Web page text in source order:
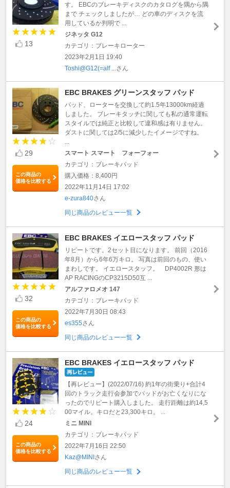
13
す。 EBCのブレーキディスクのカタログを隅から隅
まで チェックしましたが… どの車のディスクを流
用しているか判明で ...
ジネッタ G12
カテゴリ：ブレーキローター
2023年2月1日 19:40
Toshi@G12(=alf ... さん
29
この商品の
価格を比較する
EBC BRAKES グリーンスタッフ パッド
パッド、ローターを交換して約1.5年13000km経過
しました。 ブレーキタッチに関しても私の通常運転
スタイルでは純正と比較して違和感は有りません。
ダストに関しては2/5に減少したイメージですね。
スマート スマート フォーフォー
カテゴリ：ブレーキパッド
購入価格：8,400円
2022年11月14日 17:02
e-zura840さん
同じ商品のレビュー一覧
32
この商品の
価格を比較する
EBC BRAKES イエロースタッフ パッド
リピートです。2セット目になります。 前回（2016
年8月）から6年6万キロ。 写真は前回のもの、使い
まわしです。 イエロースタッフ。 DP4002R 形は
AP RACINGのCP3215D50互 ...
アルファロメオ 147
カテゴリ：ブレーキパッド
2022年7月30日 08:43
es355さん
同じ商品のレビュー一覧
24
この商品の
価格を比較する
EBC BRAKES イエロースタッフ パッド
【再レビュー】(2022/07/16) 約1年の街乗り+合計4
回のトラック走行会参加でパッドがお亡くなりにな
ったのでリピート購入しました。 走行距離は約14,5
00マイル。キロだと23,300キロ。 ...
ミニ MINI
カテゴリ：ブレーキパッド
2022年7月16日 22:50
Kaz@MINI さん
同じ商品のレビュー一覧